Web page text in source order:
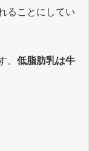
ることにしてい
低脂肪乳は牛